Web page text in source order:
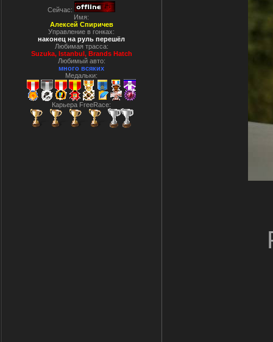
Сейчас:
Имя:
Алексей Спиричев
Управление в гонках:
наконец на руль перешёл
Любимая трасса:
Suzuka, Istanbul, Вrands Hatch
Любимый авто:
много всяких
Медальки:
Карьера FreeRace: